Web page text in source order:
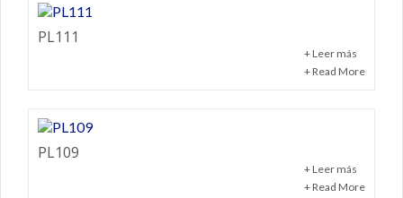
PL111
+ Leer más
+ Read More
PL109
+ Leer más
+ Read More